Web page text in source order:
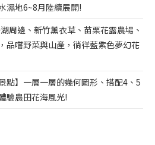
濕地6~8月陸續展開!
周邊、新竹薰衣草、苗栗花露農場、
品嚐野菜與山產，徜徉藍紫色夢幻花
點】一層一層的幾何圖形、搭配4、5
驗農田花海風光!